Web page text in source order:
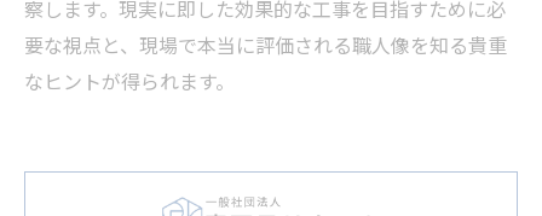
察します。現実に即した効果的な工事を目指すために必
要な視点と、現場で本当に評価される職人像を知る貴重
なヒントが得られます。